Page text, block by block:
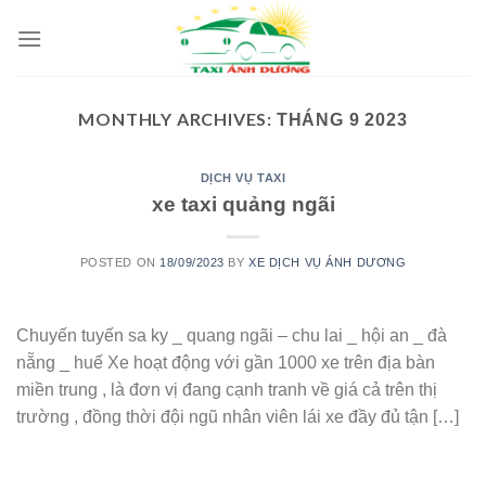
MONTHLY ARCHIVES: THÁNG 9 2023
DỊCH VỤ TAXI
xe taxi quảng ngãi
POSTED ON 18/09/2023 BYXE DỊCH VỤ ÁNH DƯƠNG
Chuyến tuyến sa ky _ quang ngãi – chu lai _ hội an _ đà
nẵng _ huế Xe hoạt động với gần 1000 xe trên địa bàn
miền trung , là đơn vị đang cạnh tranh về giá cả trên thị
trường , đồng thời đội ngũ nhân viên lái xe đầy đủ tận […]